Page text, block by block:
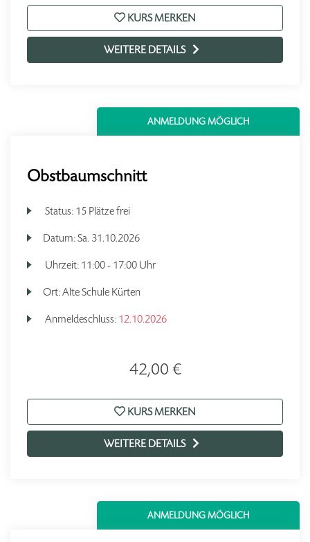
KURS MERKEN
WEITERE DETAILS
ANMELDUNG MÖGLICH
Obstbaumschnitt
Status: 15 Plätze frei
Datum:Sa. 31.10.2026
Uhrzeit: 11:00 - 17:00 Uhr
Ort:Alte Schule Kürten
Anmeldeschluss: 12.10.2026
42,00 €
KURS MERKEN
WEITERE DETAILS
ANMELDUNG MÖGLICH